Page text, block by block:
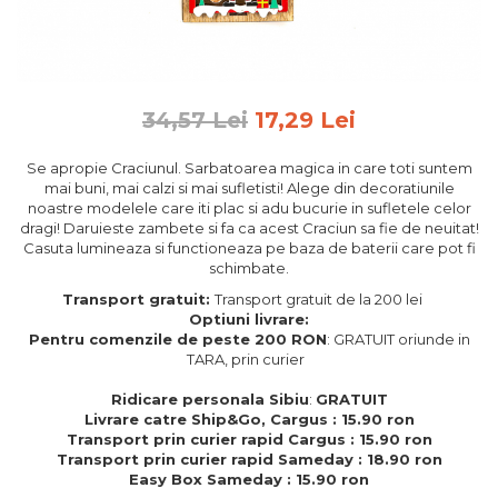
Diplome si Plachete
Insigne
Felicitari din lemn
Felicitari pentru cei dragi
Felicitari cu model
Decoratiuni pentru casa
Genti si portofele barbati din
34,57 Lei 17,29 Lei
Se apropie Craciunul. Sarbatoarea magica in care toti suntem
mai buni, mai calzi si mai sufletisti! Alege din decoratiunile
noastre modelele care iti plac si adu bucurie in sufletele celor
dragi! Daruieste zambete si fa ca acest Craciun sa fie de neuitat!
Casuta lumineaza si functioneaza pe baza de baterii care pot fi
schimbate.
Transport gratuit:Transport gratuit de la 200 lei
Optiuni livrare:
Pentru comenzile de peste 200 RON: GRATUIT oriunde in
TARA, prin curier
Ridicare personala Sibiu: GRATUIT
Livrare catre Ship&Go, Cargus : 15.90 ron
Transport prin curier rapid Cargus : 15.90 ron
Transport prin curier rapid Sameday : 18.90 ron
Easy Box Sameday : 15.90 ron